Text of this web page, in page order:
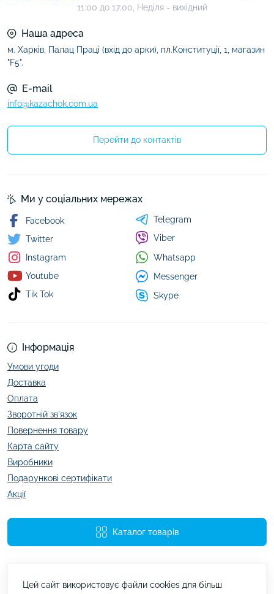
11:00 до 17:00, Неділя - вихідний
Наша адреса
м. Харків, Палац Праці (вхід до арки), пл.Конституції, 1, магазин
"F5".
E-mail
info@kazachok.com.ua
Перейти до контактів
Інформація
Умови угоди
Доставка
Оплата
Зворотній зв’язок
Повернення товару
Карта сайту
Виробники
Подарункові сертифікати
Акції
Каталог товарів
Ми у соціальних мережах
Facebook
Twitter
Instagram
Youtube
Tik Tok
Telegram
Viber
Whatsapp
Messenger
Skype
Цей сайт використовує файли cookies для більш